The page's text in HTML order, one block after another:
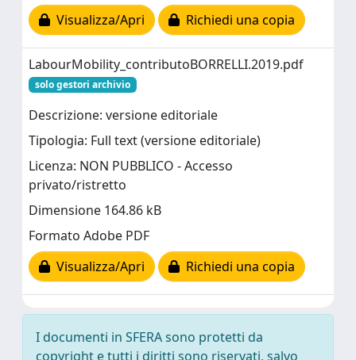
Visualizza/Apri
Richiedi una copia
LabourMobility_contributoBORRELLI.2019.pdf
solo gestori archivio
Descrizione: versione editoriale
Tipologia: Full text (versione editoriale)
Licenza: NON PUBBLICO - Accesso
privato/ristretto
Dimensione 164.86 kB
Formato Adobe PDF
Visualizza/Apri
Richiedi una copia
I documenti in SFERA sono protetti da
copyright e tutti i diritti sono riservati, salvo